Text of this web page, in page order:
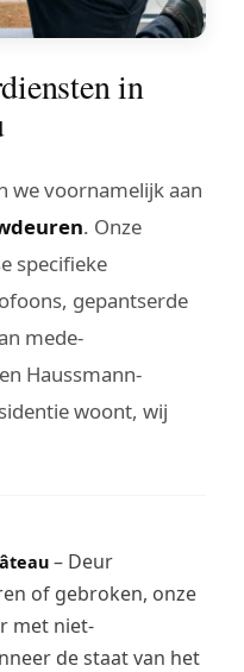
in
we voornamelijk aan
. Onze
specifieke
gepantserde
mede-
Haussmann-
woont, wij
– Deur
of gebroken, onze
met niet-
de staat van het